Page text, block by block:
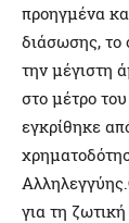
προηγμένα
διάσωσης, το
την μέγιστη
στο μέτρο
εγκρίθηκε
για τη